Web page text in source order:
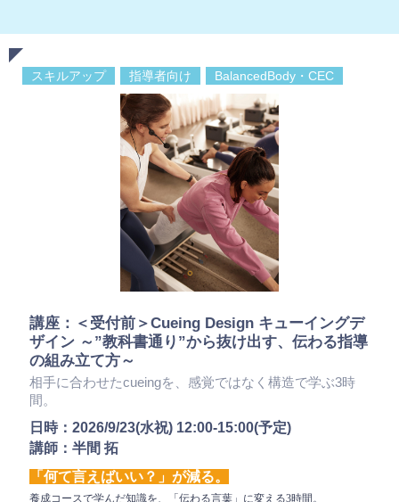
スキルアップ 指導者向け BalancedBody・CEC
講座：＜受付前＞Cueing Design キューイングデ
ザイン ～”教科書通り”から抜け出す、伝わる指導
の組み立て方～
相手に合わせたcueingを、感覚ではなく構造で学ぶ3時
間。
日時： 2026/9/23(水祝) 12:00-15:00(予定)
講師： 半間 拓
「何て言えばいい？」が減る。
養成コースで学んだ知識を、「伝わる言葉」に変える3時間。